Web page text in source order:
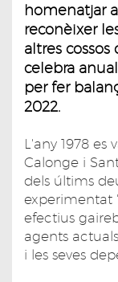
homenatjar
reconèixer
altres
celebra
per fer
2022.
L'any 1978
Calonge i
dels últims
experimentat
efectius
agents
i les seves